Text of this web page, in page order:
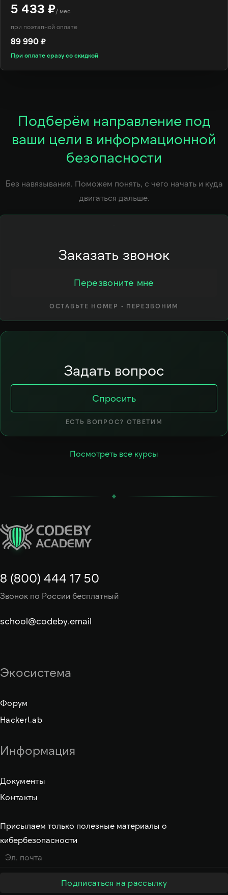
5 433 ₽/ мес
при поэтапной оплате
89 990 ₽
При оплате сразу со скидкой
Подберём направление под
ваши цели в информационной
безопасности
Без навязывания. Поможем понять, с чего начать и куда
двигаться дальше.
Заказать звонок
Перезвоните мне
ОСТАВЬТЕ НОМЕР - ПЕРЕЗВОНИМ
Задать вопрос
Спросить
ЕСТЬ ВОПРОС? ОТВЕТИМ
Посмотреть все курсы
8 (800) 444 17 50
Звонок по России бесплатный
school@codeby.email
Экосистема
Форум
HackerLab
Информация
Документы
Контакты
Присылаем только полезные материалы о
кибербезопасности
Подписаться на рассылку